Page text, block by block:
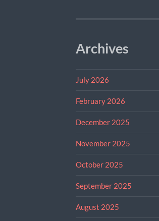
Archives
July 2026
February 2026
December 2025
November 2025
October 2025
September 2025
August 2025